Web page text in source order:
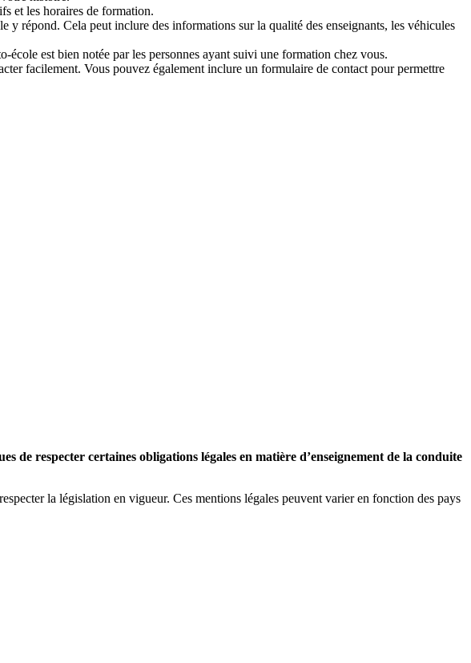
et les horaires de formation.
répond. Cela peut inclure des informations sur la qualité des enseignants, les véhicules
école est bien notée par les personnes ayant suivi une formation chez vous.
facilement. Vous pouvez également inclure un formulaire de contact pour permettre
de respecter certaines obligations légales en matière d’enseignement de la conduite
la législation en vigueur. Ces mentions légales peuvent varier en fonction des pays